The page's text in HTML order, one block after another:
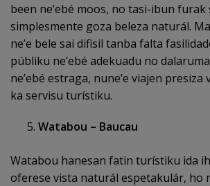
been ne’ebé moos, no tasi-ibun
simplesmente goza beleza naturál.
ne’e bele sai difisil tanba falta
públiku ne’ebé adekuadu no
ne’ebé estraga, nune’e viajen
ka servisu turístiku.
Watabou – Baucau
Watabou hanesan fatin turístiku ida
oferese vista naturál espetakulár, ho